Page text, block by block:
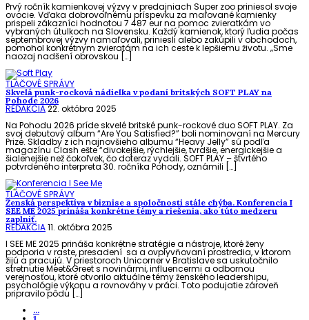
Prvý ročník kamienkovej výzvy v predajniach Super zoo priniesol svoje
ovocie. Vďaka dobrovoľnému príspevku za maľované kamienky
prispeli zákazníci hodnotou 7 487 eur na pomoc zvieratkám vo
vybraných útulkoch na Slovensku. Každý kamienok, ktorý ľudia počas
septembrovej výzvy namaľovali, priniesli alebo zakúpili v obchodoch,
pomohol konkrétnym zvieratám na ich ceste k lepšiemu životu. „Sme
naozaj nadšení obrovskou […]
TLAČOVÉ SPRÁVY
Skvelá punk-rocková nádielka v podaní britských SOFT PLAY na
Pohode 2026
REDAKCIA22. októbra 2025
Na Pohodu 2026 príde skvelé britské punk-rockové duo SOFT PLAY. Za
svoj debutový album “Are You Satisfied?” boli nominovaní na Mercury
Prize. Skladby z ich najnovšieho albumu “Heavy Jelly” sú podľa
magazínu Clash ešte “divokejšie, rýchlejšie, tvrdšie, energickejšie a
šialenejšie než čokoľvek, čo doteraz vydali. SOFT PLAY – štvrtého
potvrdeného interpreta 30. ročníka Pohody, oznámili […]
TLAČOVÉ SPRÁVY
Ženská perspektíva v biznise a spoločnosti stále chýba. Konferencia I
SEE ME 2025 prináša konkrétne témy a riešenia, ako túto medzeru
zaplniť.
REDAKCIA11. októbra 2025
I SEE ME 2025 prináša konkrétne stratégie a nástroje, ktoré ženy
podporia v raste, presadení sa a ovplyvňovaní prostredia, v ktorom
žijú a pracujú. V priestoroch Unicorner v Bratislave sa uskutočnilo
stretnutie Meet&Greet s novinármi, influencermi a odbornou
verejnosťou, ktoré otvorilo aktuálne témy ženského leadershipu,
psychológie výkonu a rovnováhy v práci. Toto podujatie zároveň
pripravilo pôdu […]
...